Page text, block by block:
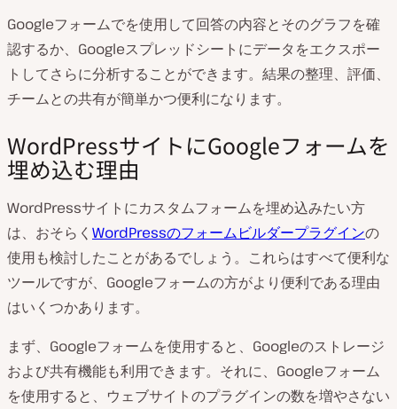
Googleフォームでを使用して回答の内容とそのグラフを確
認するか、Googleスプレッドシートにデータをエクスポー
トしてさらに分析することができます。結果の整理、評価、
チームとの共有が簡単かつ便利になります。
WordPressサイトにGoogleフォームを
埋め込む理由
WordPressサイトにカスタムフォームを埋め込みたい方
は、おそらく WordPressのフォームビルダープラグインの
使用も検討したことがあるでしょう。これらはすべて便利な
ツールですが、Googleフォームの方がより便利である理由
はいくつかあります。
まず、Googleフォームを使用すると、Googleのストレージ
および共有機能も利用できます。それに、Googleフォーム
を使用すると、ウェブサイトのプラグインの数を増やさない